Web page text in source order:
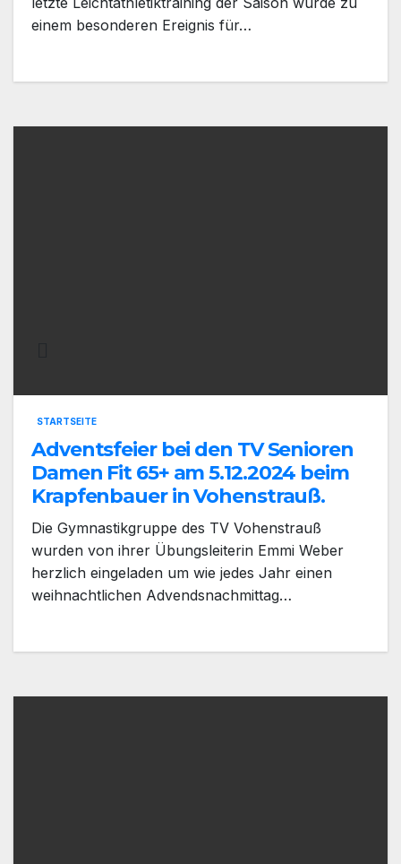
einem besonderen Ereignis für…
STARTSEITE
Adventsfeier bei den TV Senioren
Damen Fit 65+ am 5.12.2024 beim
Krapfenbauer in Vohenstrauß.
Die Gymnastikgruppe des TV Vohenstrauß
wurden von ihrer Übungsleiterin Emmi Weber
herzlich eingeladen um wie jedes Jahr einen
weihnachtlichen Advendsnachmittag…